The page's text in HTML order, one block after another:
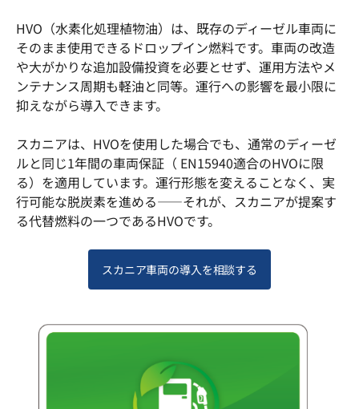
HVO（水素化処理植物油）は、既存のディーゼル車両に
そのまま使用できるドロップイン燃料です。車両の改造
や大がかりな追加設備投資を必要とせず、運用方法やメ
ンテナンス周期も軽油と同等。運行への影響を最小限に
抑えながら導入できます。
スカニアは、HVOを使用した場合でも、通常のディーゼ
ルと同じ1年間の車両保証（ EN15940適合のHVOに限
る）を適用しています。運行形態を変えることなく、実
行可能な脱炭素を進める——それが、スカニアが提案す
る代替燃料の一つであるHVOです。
スカニア車両の導入を相談する